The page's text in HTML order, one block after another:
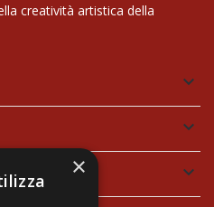
creatività artistica della
keyboard_arrow_down
keyboard_arrow_down
keyboard_arrow_down
×